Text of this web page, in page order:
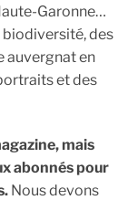
Garonne…
biodiversité, des
auvergnat en
et des
mais
abonnés pour
Nous devons